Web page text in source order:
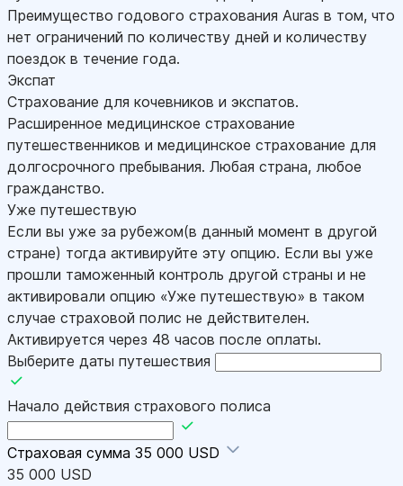
Преимущество годового страхования Auras в том, что
нет ограничений по количеству дней и количеству
поездок в течение года.
Экспат
Страхование для кочевников и экспатов.
Расширенное медицинское страхование
путешественников и медицинское страхование для
долгосрочного пребывания. Любая страна, любое
гражданство.
Уже путешествую
Если вы уже за рубежом(в данный момент в другой
стране) тогда активируйте эту опцию. Если вы уже
прошли таможенный контроль другой страны и не
активировали опцию «Уже путешествую» в таком
случае страховой полис не действителен.
Активируется через 48 часов после оплаты.
Выберите даты путешествия
Начало действия страхового полиса
Страховая сумма 35 000 USD
35 000 USD